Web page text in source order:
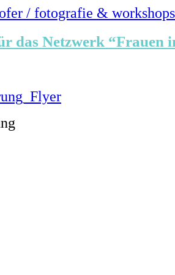
/ fotografie & workshops
das Netzwerk “Frauen